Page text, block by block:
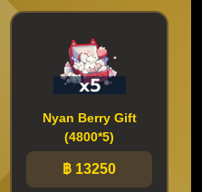
Nyan Berry Gift
(4800*5)
฿ 13250